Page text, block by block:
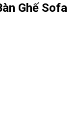
Ghế Sofa